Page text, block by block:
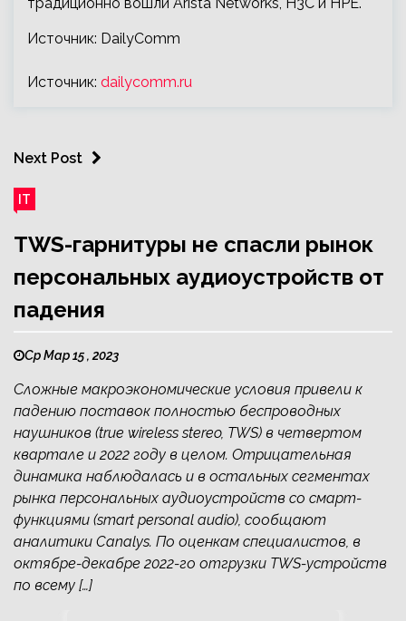
Источник: DailyComm
Источник: dailycomm.ru
Next Post
IT
TWS-гарнитуры не спасли рынок
персональных аудиоустройств от
падения
Ср Мар 15 , 2023
Сложные макроэкономические условия привели к
падению поставок полностью беспроводных
наушников (true wireless stereo, TWS) в четвертом
квартале и 2022 году в целом. Отрицательная
динамика наблюдалась и в остальных сегментах
рынка персональных аудиоустройств со смарт-
функциями (smart personal audio), сообщают
аналитики Canalys. По оценкам специалистов, в
октябре-декабре 2022-го отгрузки TWS-устройств
по всему […]